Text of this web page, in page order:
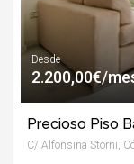
Desde
2.200,00€/
Precioso Piso
C/ Alfonsina Storni,